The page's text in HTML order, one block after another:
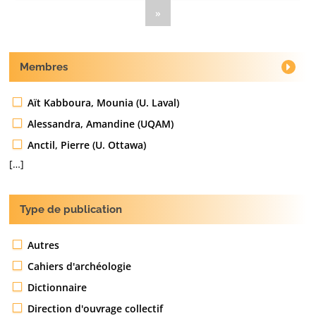
»
Membres
Aït Kabboura, Mounia (U. Laval)
Alessandra, Amandine (UQAM)
Anctil, Pierre (U. Ottawa)
[…]
Type de publication
Autres
Cahiers d'archéologie
Dictionnaire
Direction d'ouvrage collectif